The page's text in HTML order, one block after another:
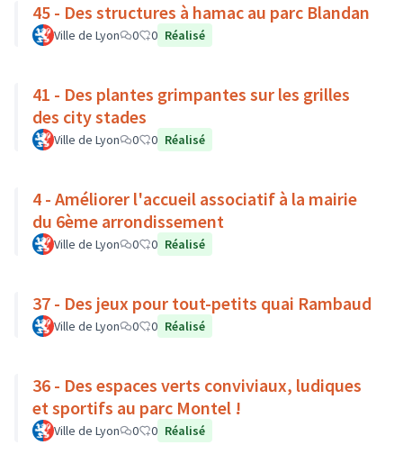
45 - Des structures à hamac au parc Blandan
Ville de Lyon 0 0 Réalisé
41 - Des plantes grimpantes sur les grilles
des city stades
Ville de Lyon 0 0 Réalisé
4 - Améliorer l'accueil associatif à la mairie
du 6ème arrondissement
Ville de Lyon 0 0 Réalisé
37 - Des jeux pour tout-petits quai Rambaud
Ville de Lyon 0 0 Réalisé
36 - Des espaces verts conviviaux, ludiques
et sportifs au parc Montel !
Ville de Lyon 0 0 Réalisé